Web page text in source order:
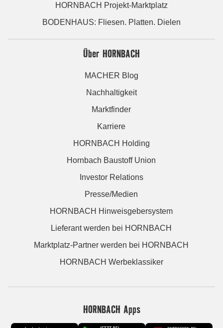
HORNBACH Projekt-Marktplatz
BODENHAUS: Fliesen. Platten. Dielen
Über HORNBACH
MACHER Blog
Nachhaltigkeit
Marktfinder
Karriere
HORNBACH Holding
Hornbach Baustoff Union
Investor Relations
Presse/Medien
HORNBACH Hinweisgebersystem
Lieferant werden bei HORNBACH
Marktplatz-Partner werden bei HORNBACH
HORNBACH Werbeklassiker
HORNBACH Apps